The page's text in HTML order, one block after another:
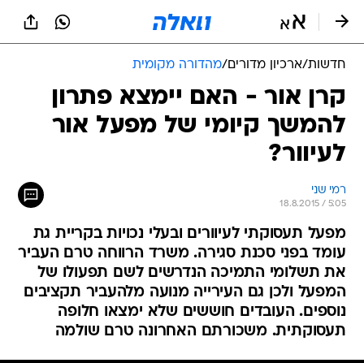
חדשות/ארכיון מדורים/מהדורה מקומית
קרן אור - האם יימצא פתרון
להמשך קיומי של מפעל אור
לעיוור?
רמי שני
18.8.2015 / 5:05
מפעל תעסוקתי לעיוורים ובעלי נכויות בקריית גת
עומד בפני סכנת סגירה. משרד הרווחה טרם העביר
את תשלומי התמיכה הנדרשים לשם תפעולו של
המפעל ולכן גם העירייה מנועה מלהעביר תקציבים
נוספים. העובדים חוששים שלא ימצאו חלופה
תעסוקתית. משכורתם האחרונה טרם שולמה